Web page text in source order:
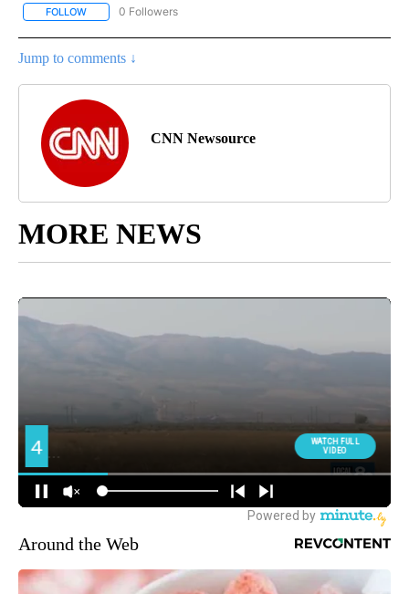
FOLLOW FOLLOW "CNN-SPANISH" TO RECEIVE NOTIFICATIONS ABOUT
0 Followers
Jump to comments ↓
CNN Newsource
MORE NEWS
Around the Web